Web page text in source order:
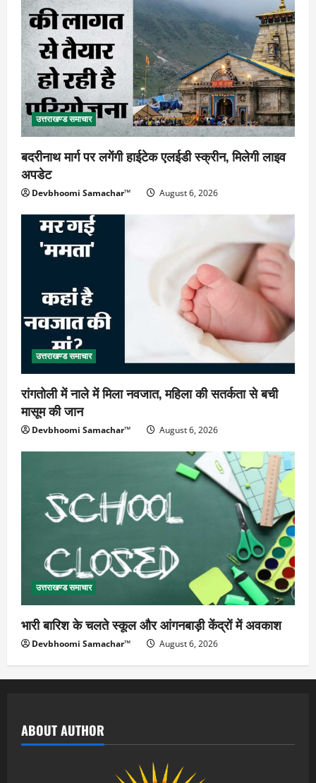
उत्तराखण्ड समाचार
बदरीनाथ मार्ग पर लगेंगी हाईटेक एलईडी स्क्रीन, मिलेगी लाइव
अपडेट
Devbhoomi Samachar™ August 6, 2026
उत्तराखण्ड समाचार
रांगतोली में नाले में मिला नवजात, महिला की सतर्कता से बची
मासूम की जान
Devbhoomi Samachar™ August 6, 2026
उत्तराखण्ड समाचार
भारी बारिश के चलते स्कूल और आंगनबाड़ी केंद्रों में अवकाश
Devbhoomi Samachar™ August 6, 2026
ABOUT AUTHOR